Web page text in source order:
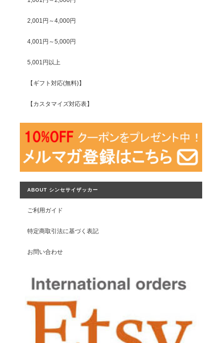
2,001円～4,000円
4,001円～5,000円
5,001円以上
【ギフト対応(無料)】
【カスタマイズ対応表】
ABOUT シンセサイザッカー
ご利用ガイド
特定商取引法に基づく表記
お問い合わせ